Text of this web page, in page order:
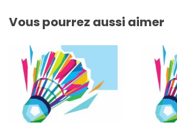
Vous pourrez aussi aimer